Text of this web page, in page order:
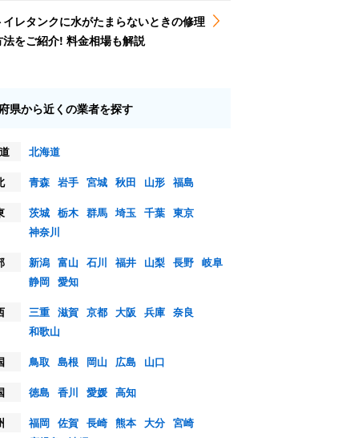
イレタンクに水がたまらないときの修理
法をご紹介! 料金相場も解説
県から近くの業者を探す
北海道
青森 岩手 宮城 秋田 山形 福島
茨城 栃木 群馬 埼玉 千葉 東京
神奈川
新潟 富山 石川 福井 山梨 長野 岐阜
静岡 愛知
三重 滋賀 京都 大阪 兵庫 奈良
和歌山
鳥取 島根 岡山 広島
山口
徳島 香川 愛媛 高知
福岡 佐賀 長崎 熊本 大分 宮崎